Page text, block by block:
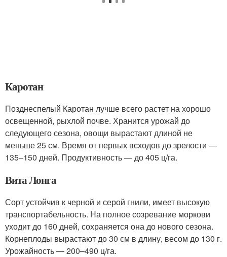
Каротан
Позднеспелый Каротан лучше всего растет на хорошо
освещенной, рыхлой почве. Хранится урожай до
следующего сезона, овощи вырастают длиной не
меньше 25 см. Время от первых всходов до зрелости —
135–150 дней. Продуктивность — до 405 ц/га.
Вита Лонга
Сорт устойчив к черной и серой гнили, имеет высокую
транспортабельность. На полное созревание моркови
уходит до 160 дней, сохраняется она до нового сезона.
Корнеплоды вырастают до 30 см в длину, весом до 130 г.
Урожайность — 200–490 ц/га.